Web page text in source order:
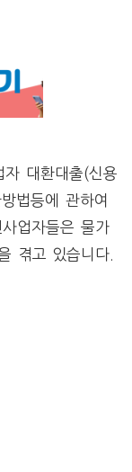
자 대환대출(신용
법등에 관하여
업자들은 물가
겪고 있습니다.